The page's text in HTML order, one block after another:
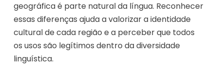
geográfica é parte natural da língua. Reconhecer
essas diferenças ajuda a valorizar a identidade
cultural de cada região e a perceber que todos
os usos são legítimos dentro da diversidade
linguística.